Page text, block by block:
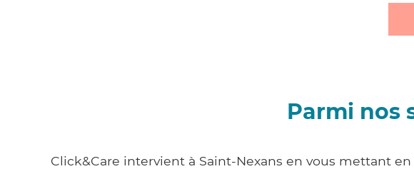
Parmi nos
Click&Care intervient à Saint-Nexans en vous mettant